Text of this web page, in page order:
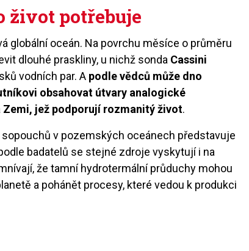
život potřebuje
globální oceán. Na povrchu měsíce o průměru
dlouhé praskliny, u nichž sonda Cassini
vodních par. A podle vědců může dno
obsahovat útvary analogické
jež podporují rozmanitý život.
v pozemských oceánech představuje
badatelů se stejné zdroje vyskytují i na
že tamní hydrotermální průduchy mohou
a pohánět procesy, které vedou k produkci